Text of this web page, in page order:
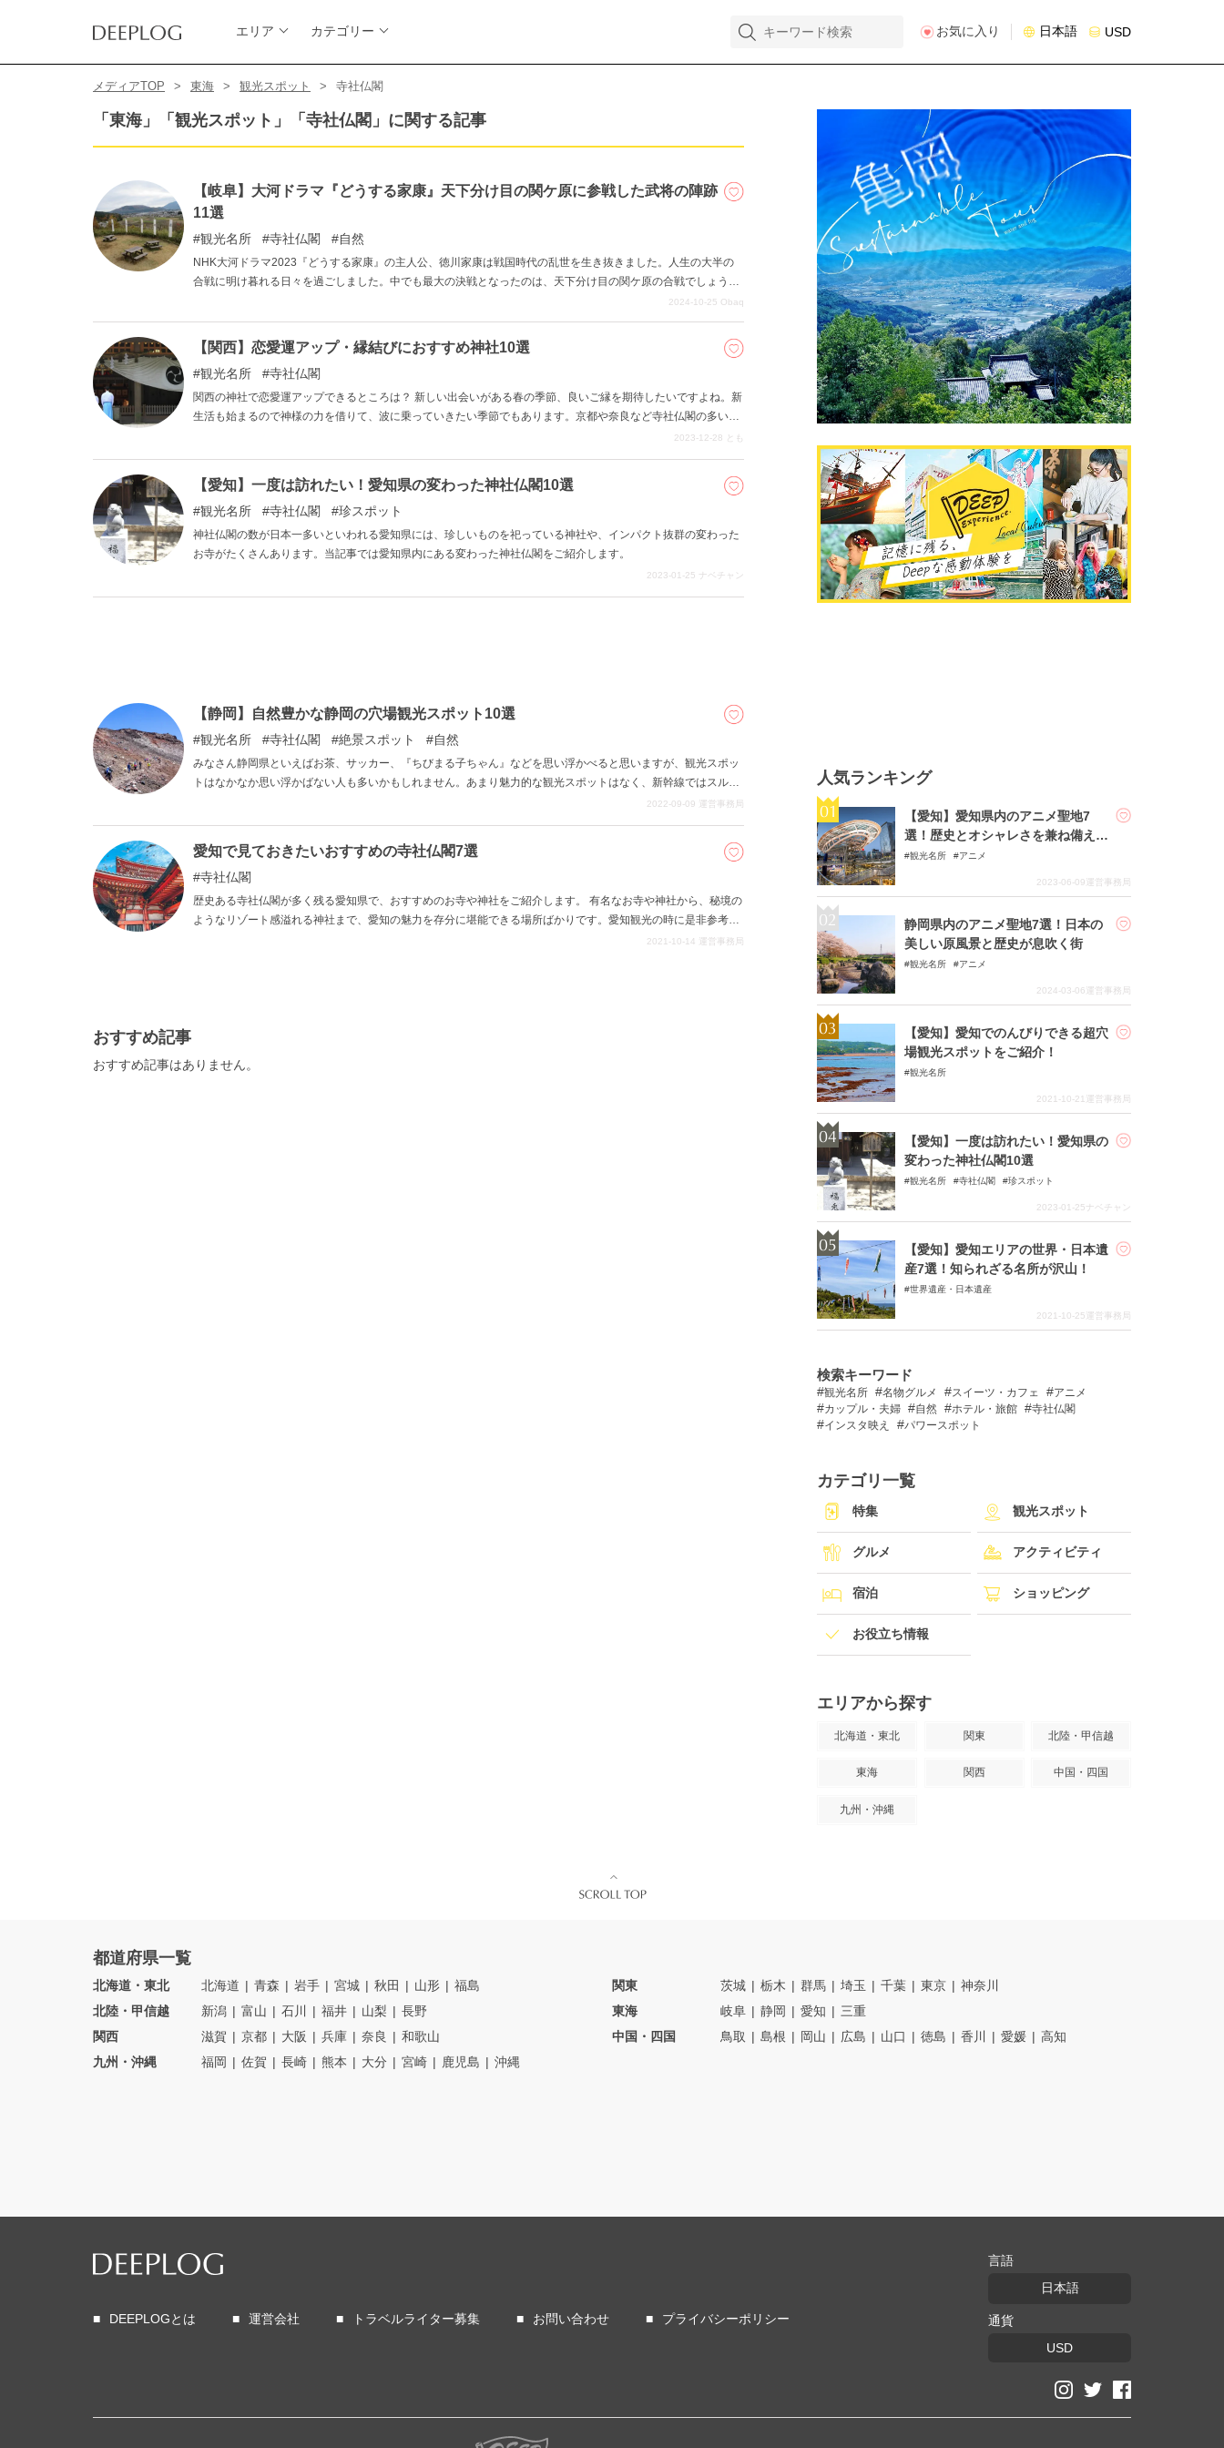
エリア カテゴリー お気に入り 日本語 USD
メディアTOP 東海 観光スポット 寺社仏閣
「東海」「観光スポット」「寺社仏閣」に関する記事
【岐阜】大河ドラマ『どうする家康』天下分け目の関ケ原に参戦した武将の陣跡
11選
観光名所 寺社仏閣 自然
NHK大河ドラマ2023『どうする家康』の主人公、徳川家康は戦国時代の乱世を生き抜きました。人生の大半の
合戦に明け暮れる日々を過ごしました。中でも最大の決戦となったのは、天下分け目の関ケ原の合戦でしょう。
岐阜県の西南端に位置する関ケ原町には、合戦に参戦した武将の陣跡が残されています。その中から11人の武将
の陣跡と合戦の史跡をご紹介します。
2024-10-25 Obaq
【関西】恋愛運アップ・縁結びにおすすめ神社10選
観光名所 寺社仏閣
関西の神社で恋愛運アップできるところは？ 新しい出会いがある春の季節、良いご縁を期待したいですよね。新
生活も始まるので神様の力を借りて、波に乗っていきたい季節でもあります。京都や奈良など寺社仏閣の多い関
2023-12-28 とも
【愛知】一度は訪れたい！愛知県の変わった神社仏閣10選
観光名所 寺社仏閣 珍スポット
神社仏閣の数が日本一多いといわれる愛知県には、珍しいものを祀っている神社や、インパクト抜群の変わった
お寺がたくさんあります。当記事では愛知県内にある変わった神社仏閣をご紹介します。
2023-01-25 ナベチャン
【静岡】自然豊かな静岡の穴場観光スポット10選
観光名所 寺社仏閣 絶景スポット 自然
みなさん静岡県といえばお茶、サッカー、『ちびまる子ちゃん』などを思い浮かべると思いますが、観光スポッ
トはなかなか思い浮かばない人も多いかもしれません。あまり魅力的な観光スポットはなく、新幹線ではスルー
する県と思われている方も多いかもしれません。しかし、熱海温泉や浜名湖など有名な観光スポットがあるだけ
2022-09-09 運営事務局
愛知で見ておきたいおすすめの寺社仏閣7選
寺社仏閣
歴史ある寺社仏閣が多く残る愛知県で、おすすめのお寺や神社をご紹介します。 有名なお寺や神社から、秘境の
ようなリゾート感溢れる神社まで、愛知の魅力を存分に堪能できる場所ばかりです。愛知観光の時に是非参考に
2021-10-14 運営事務局
おすすめ記事
おすすめ記事はありません。
人気ランキング
【愛知】愛知県内のアニメ聖地7
選！歴史とオシャレさを兼ね備える
日本の中心都市
観光名所 アニメ
2023-06-09運営事務局
静岡県内のアニメ聖地7選！日本の
美しい原風景と歴史が息吹く街
観光名所 アニメ
2024-03-06運営事務局
【愛知】愛知でのんびりできる超穴
場観光スポットをご紹介！
観光名所
2021-10-21 運営事務局
【愛知】一度は訪れたい！愛知県の
変わった神社仏閣10選
観光名所 寺社仏閣 珍スポット
2023-01-25ナベチャン
【愛知】愛知エリアの世界・日本遺
産7選！知られざる名所が沢山！
世界遺産・日本遺産
2021-10-25運営事務局
検索キーワード
観光名所 名物グルメ スイーツ・カフェ
アニメ
カップル・夫婦
自然 ホテル・旅館
寺社仏閣
インスタ映え
パワースポット
カテゴリ一覧
特集 観光スポット
グルメ アクティビティ
宿泊 ショッピング
お役立ち情報
エリアから探す
北海道・東北 関東 北陸・甲信越
東海 関西 中国・四国
九州・沖縄
都道府県一覧
北海道・東北 北海道 青森 岩手 宮城 秋田 山形 福島 関東 茨城 栃木 群馬 埼玉 千葉 東京
神奈川
北陸・甲信越
新潟 富山 石川 福井 山梨 長野 東海 岐阜 静岡 愛知
三重
関西
滋賀 京都 大阪 兵庫 奈良 和歌山 中国・四国 鳥取 島根 岡山 広島 山口 徳島 香川 愛媛
高知
九州・沖縄
福岡 佐賀 長崎 熊本 大分 宮崎 鹿児島 沖縄
DEEPLOGとは 運営会社 トラベルライター募集 お問い合わせ プライバシーポリシー
言語
日本語
通貨
USD